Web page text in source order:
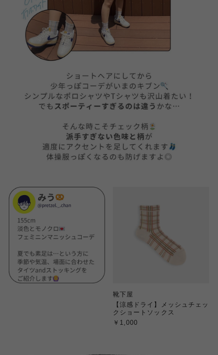
靴下屋
【涼感ドライ】メッシュチェッ
クショートソックス
￥1,000